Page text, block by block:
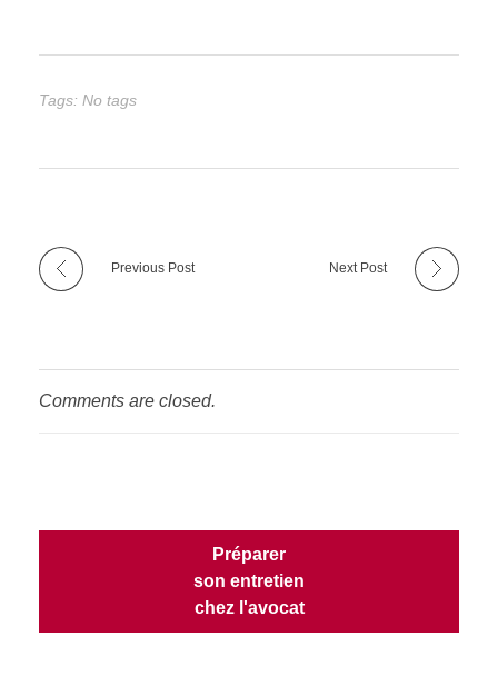
Tags: No tags
Previous Post Next Post
Comments are closed.
Préparer
son entretien
chez l'avocat